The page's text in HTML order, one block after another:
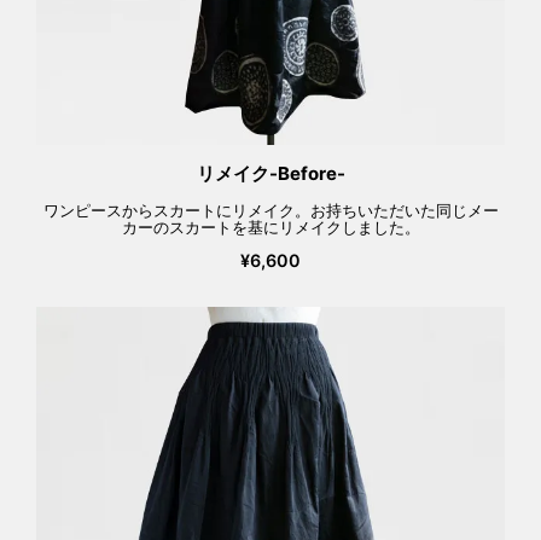
リメイク-Before-
ワンピースからスカートにリメイク。お持ちいただいた同じメー
カーのスカートを基にリメイクしました。
¥6,600